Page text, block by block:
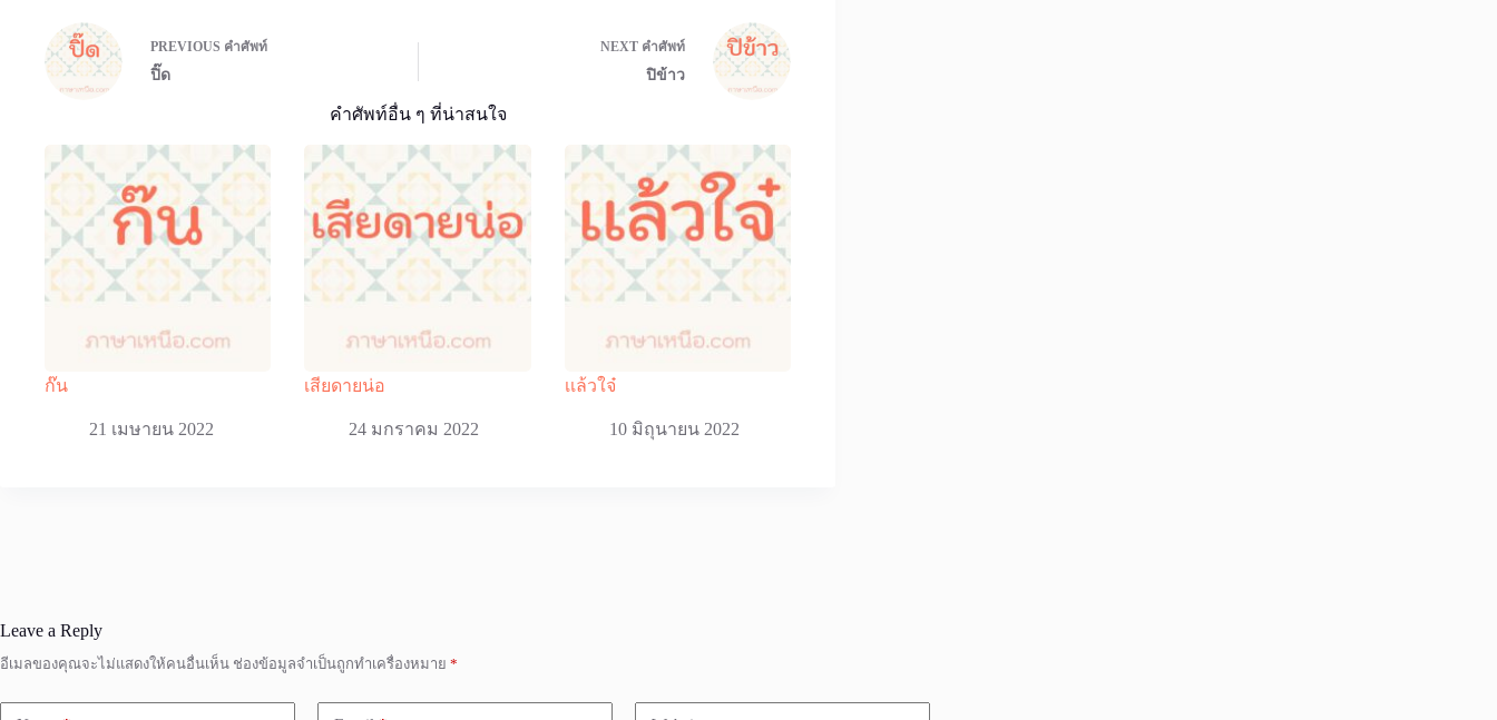
PREVIOUS คำศัพท์
ปิ๊ด
NEXT คำศัพท์
ปิข้าว
คำศัพท์อื่น ๆ ที่น่าสนใจ
ก๊น
21 เมษายน 2022
เสียดายน่อ
24 มกราคม 2022
เเล้วใจ๋
10 มิถุนายน 2022
Leave a Reply
อีเมลของคุณจะไม่แสดงให้คนอื่นเห็น ช่องข้อมูลจำเป็นถูกทำเครื่องหมาย *